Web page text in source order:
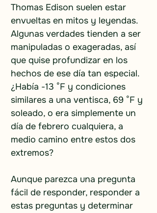
Thomas Edison suelen estar
envueltas en mitos y leyendas.
Algunas verdades tienden a ser
manipuladas o exageradas, así
que quise profundizar en los
hechos de ese día tan especial.
¿Había -13 °F y condiciones
similares a una ventisca, 69 °F y
soleado, o era simplemente un
día de febrero cualquiera, a
medio camino entre estos dos
extremos?
Aunque parezca una pregunta
fácil de responder, responder a
estas preguntas y determinar